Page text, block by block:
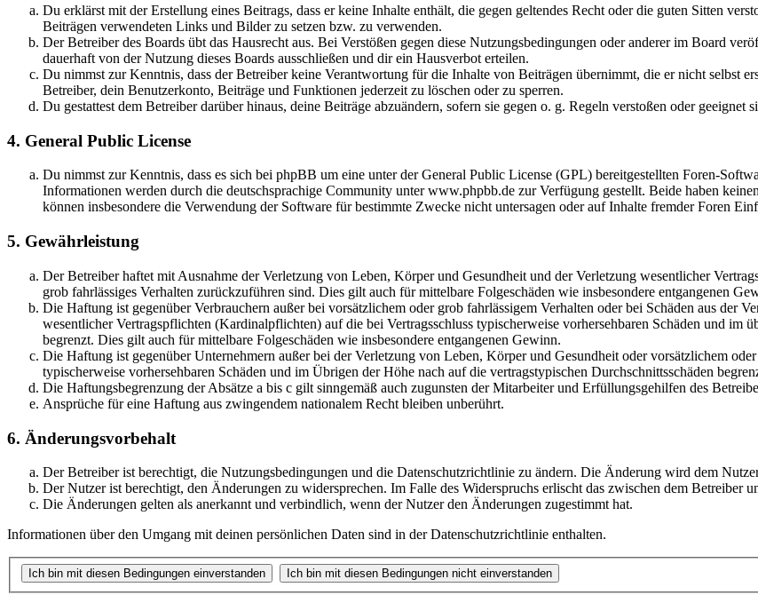
Du erklärst mit der Erstellung eines Beitrags, dass er keine Inhalte enthält, die gegen geltendes Recht oder die guten Sitten
Beiträgen verwendeten Links und Bilder zu setzen bzw. zu verwenden.
Der Betreiber des Boards übt das Hausrecht aus. Bei Verstößen gegen diese Nutzungsbedingungen oder anderer im Board
dauerhaft von der Nutzung dieses Boards ausschließen und dir ein Hausverbot erteilen.
Du nimmst zur Kenntnis, dass der Betreiber keine Verantwortung für die Inhalte von Beiträgen übernimmt, die er nicht selbst
Betreiber, dein Benutzerkonto, Beiträge und Funktionen jederzeit zu löschen oder zu sperren.
Du gestattest dem Betreiber darüber hinaus, deine Beiträge abzuändern, sofern sie gegen o. g. Regeln verstoßen oder
4. General Public License
Du nimmst zur Kenntnis, dass es sich bei phpBB um eine unter der General Public License (GPL) bereitgestellten Foren-
Informationen werden durch die deutschsprachige Community unter www.phpbb.de zur Verfügung gestellt. Beide haben
können insbesondere die Verwendung der Software für bestimmte Zwecke nicht untersagen oder auf Inhalte fremder Foren
5. Gewährleistung
Der Betreiber haftet mit Ausnahme der Verletzung von Leben, Körper und Gesundheit und der Verletzung wesentlicher
grob fahrlässiges Verhalten zurückzuführen sind. Dies gilt auch für mittelbare Folgeschäden wie insbesondere entgangenen
Die Haftung ist gegenüber Verbrauchern außer bei vorsätzlichem oder grob fahrlässigem Verhalten oder bei Schäden aus der
wesentlicher Vertragspflichten (Kardinalpflichten) auf die bei Vertragsschluss typischerweise vorhersehbaren Schäden und im
begrenzt. Dies gilt auch für mittelbare Folgeschäden wie insbesondere entgangenen Gewinn.
Die Haftung ist gegenüber Unternehmern außer bei der Verletzung von Leben, Körper und Gesundheit oder vorsätzlichem
typischerweise vorhersehbaren Schäden und im Übrigen der Höhe nach auf die vertragstypischen Durchschnittsschäden
Die Haftungsbegrenzung der Absätze a bis c gilt sinngemäß auch zugunsten der Mitarbeiter und Erfüllungsgehilfen des
Ansprüche für eine Haftung aus zwingendem nationalem Recht bleiben unberührt.
6. Änderungsvorbehalt
Der Betreiber ist berechtigt, die Nutzungsbedingungen und die Datenschutzrichtlinie zu ändern. Die Änderung wird dem
Der Nutzer ist berechtigt, den Änderungen zu widersprechen. Im Falle des Widerspruchs erlischt das zwischen dem Betreiber
Die Änderungen gelten als anerkannt und verbindlich, wenn der Nutzer den Änderungen zugestimmt hat.
Informationen über den Umgang mit deinen persönlichen Daten sind in der Datenschutzrichtlinie enthalten.